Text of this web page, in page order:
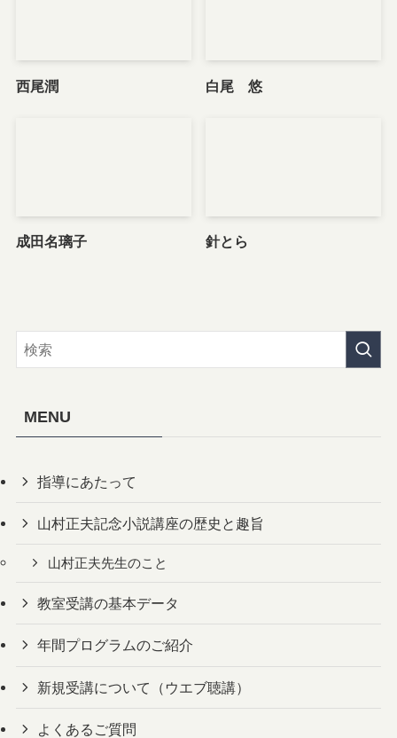
西尾潤 白尾 悠
成田名璃子 針とら
MENU
指導にあたって
山村正夫記念小説講座の歴史と趣旨
山村正夫先生のこと
教室受講の基本データ
年間プログラムのご紹介
新規受講について（ウエブ聴講）
よくあるご質問